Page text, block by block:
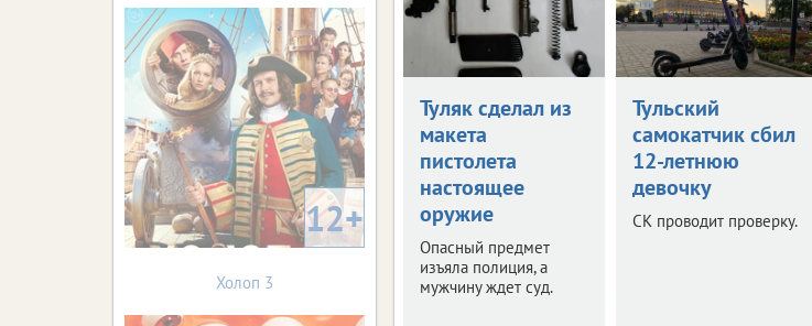
Туляк сделал из
макета
пистолета
настоящее
оружие
Опасный предмет
изъяла полиция, а
мужчину ждет суд.
Тульский
самокатчик сбил
12-летнюю
девочку
СК проводит проверку.
12+
Холоп 3